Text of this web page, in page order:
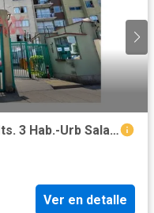
Venta Departamento Flat 70 Mts. 3 Hab.-Urb Salamanca De Monterrico
Ver en detalle